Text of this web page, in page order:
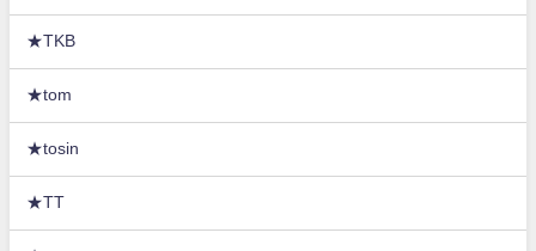
★TKB
★tom
★tosin
★TT